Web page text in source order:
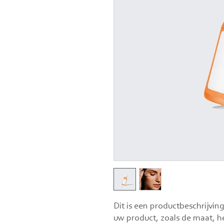
Dit is een
uw product, zoals de maat,